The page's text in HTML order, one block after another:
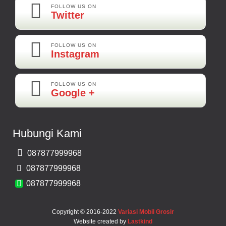
Maya-Palembang
Barang Sudah Sampai Mbak Ratna Makasih
FOLLOW US ON
Twitter
FOLLOW US ON
Instagram
FOLLOW US ON
Google +
Hubungi Kami
087877999968
087877999968
087877999968
Copyright © 2016-2022 Variasi Mobil Grosir
Website created by Lastkind